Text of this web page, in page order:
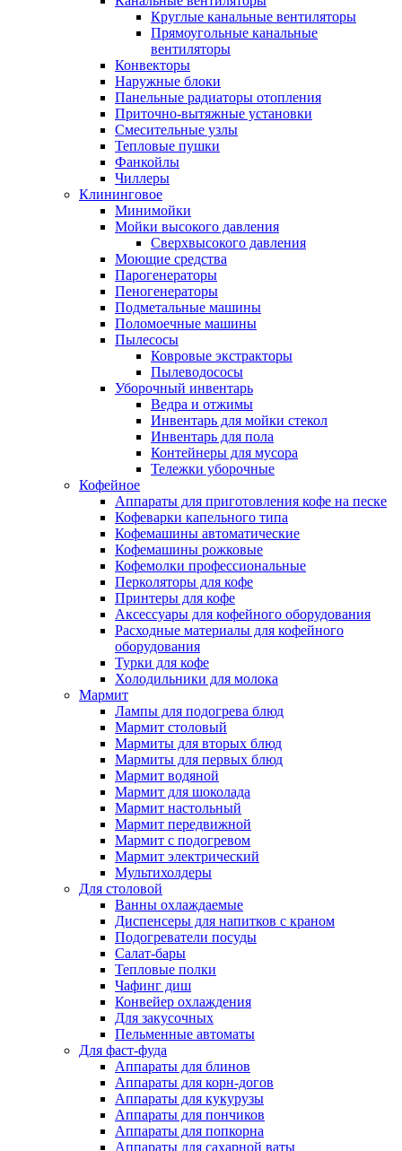
Круглые канальные вентиляторы
Прямоугольные канальные
вентиляторы
Конвекторы
Наружные блоки
Панельные радиаторы отопления
Приточно-вытяжные установки
Смесительные узлы
Тепловые пушки
Фанкойлы
Чиллеры
Клининговое
Минимойки
Мойки высокого давления
Сверхвысокого давления
Моющие средства
Парогенераторы
Пеногенераторы
Подметальные машины
Поломоечные машины
Пылесосы
Ковровые экстракторы
Пылеводососы
Уборочный инвентарь
Ведра и отжимы
Инвентарь для мойки стекол
Инвентарь для пола
Контейнеры для мусора
Тележки уборочные
Кофейное
Аппараты для приготовления кофе на песке
Кофеварки капельного типа
Кофемашины автоматические
Кофемашины рожковые
Кофемолки профессиональные
Перколяторы для кофе
Принтеры для кофе
Аксессуары для кофейного оборудования
Расходные материалы для кофейного
оборудования
Турки для кофе
Холодильники для молока
Мармит
Лампы для подогрева блюд
Мармит столовый
Мармиты для вторых блюд
Мармиты для первых блюд
Мармит водяной
Мармит для шоколада
Мармит настольный
Мармит передвижной
Мармит с подогревом
Мармит электрический
Мультихолдеры
Для столовой
Ванны охлаждаемые
Диспенсеры для напитков с краном
Подогреватели посуды
Салат-бары
Тепловые полки
Чафинг диш
Конвейер охлаждения
Для закусочных
Пельменные автоматы
Для фаст-фуда
Аппараты для блинов
Аппараты для корн-догов
Аппараты для кукурузы
Аппараты для пончиков
Аппараты для попкорна
Аппараты для сахарной ваты